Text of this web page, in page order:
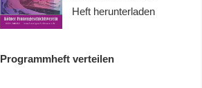
Heft herunterladen
Programmheft verteilen